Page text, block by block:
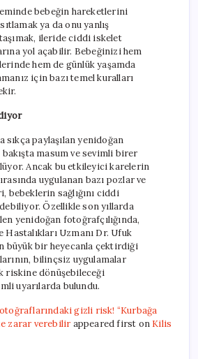
bebeğin hareketlerini
ya da onu yanlış
ileride ciddi iskelet
yol açabilir. Bebeğinizi hem
hem de günlük yaşamda
için bazı temel kuralları
sıkça paylaşılan yenidoğan
masum ve sevimli birer
Ancak bu etkileyici karelerin
uygulanan bazı pozlar ve
bebeklerin sağlığını ciddi
Özellikle son yıllarda
yenidoğan fotoğrafçılığında,
Hastalıkları Uzmanı Dr. Ufuk
büyük bir heyecanla çektirdiği
bilinçsiz uygulamalar
riskine dönüşebileceği
uyarılarda bulundu.
gizli risk! “Kurbağa
zarar verebilir appeared first on Kilis